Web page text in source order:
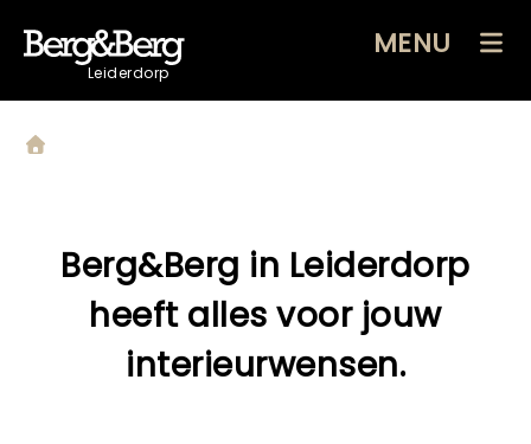
Leiderdorp
MENU
Berg&Berg in Leiderdorp
heeft alles voor jouw
interieurwensen.